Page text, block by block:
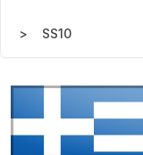
SS10